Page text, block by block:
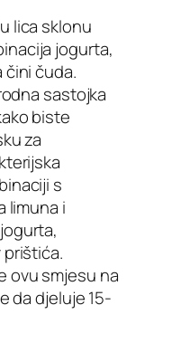
lica sklonu
jogurta,
čini čuda.
sastojka
biste
za
s
limuna i
ovu smjesu na
da djeluje 15-